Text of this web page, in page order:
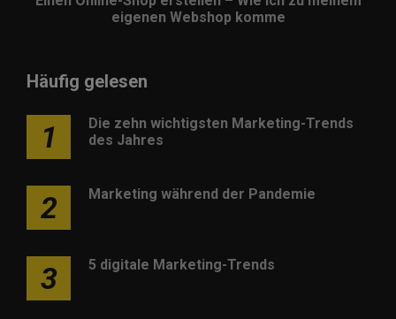
eigenen Webshop komme
Häufig gelesen
1
Die zehn wichtigsten Marketing-Trends
des Jahres
2 Marketing während der Pandemie
3 5 digitale Marketing-Trends